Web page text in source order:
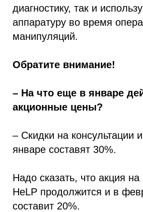
диагностику, так и
аппаратуру во время
манипуляций.
Обратите внимание!
– На что еще в январе
акционные цены?
– Скидки на консультации
январе составят 30%.
Надо сказать, что акция
HеLP продолжится и в
составит 20%.